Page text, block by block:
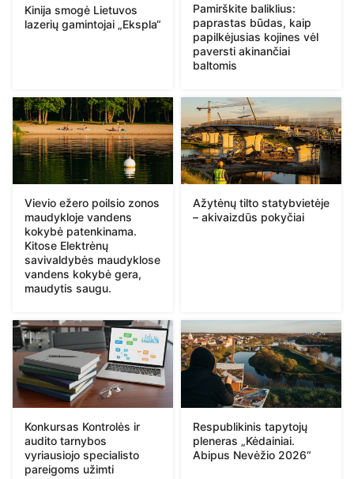
Kinija smogė Lietuvos
lazerių gamintojai „Ekspla“
Pamirškite baliklius:
paprastas būdas, kaip
papilkėjusias kojines vėl
paversti akinančiai
baltomis
Vievio ežero poilsio zonos
maudykloje vandens
kokybė patenkinama.
Kitose Elektrėnų
savivaldybės maudyklose
vandens kokybė gera,
maudytis saugu.
Ažytėnų tilto statybvietėje
– akivaizdūs pokyčiai
Konkursas Kontrolės ir
audito tarnybos
vyriausiojo specialisto
pareigoms užimti
Respublikinis tapytojų
pleneras „Kėdainiai.
Abipus Nevėžio 2026“